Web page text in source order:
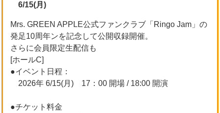
6/15(月)
Mrs. GREEN APPLE公式ファンクラブ「Ringo Jam」の
発足10周年ンを記念して公開収録開催。
さらに会員限定生配信も
[ホールC]
●イベント日程：
2026年 6/15(月) 17：00 開場 / 18:00 開演
●チケット料金